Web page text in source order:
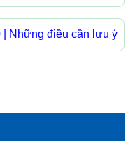
| Những điều cần lưu ý